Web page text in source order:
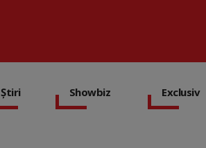
Știri Showbiz Exclusiv